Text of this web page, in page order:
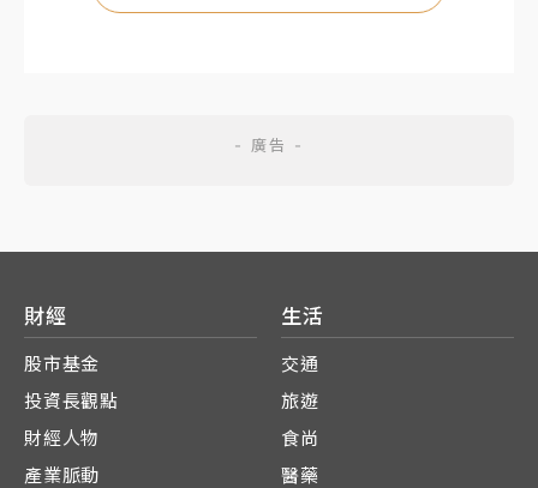
財經
股市基金
投資長觀點
財經人物
產業脈動
生活
交通
旅遊
食尚
醫藥